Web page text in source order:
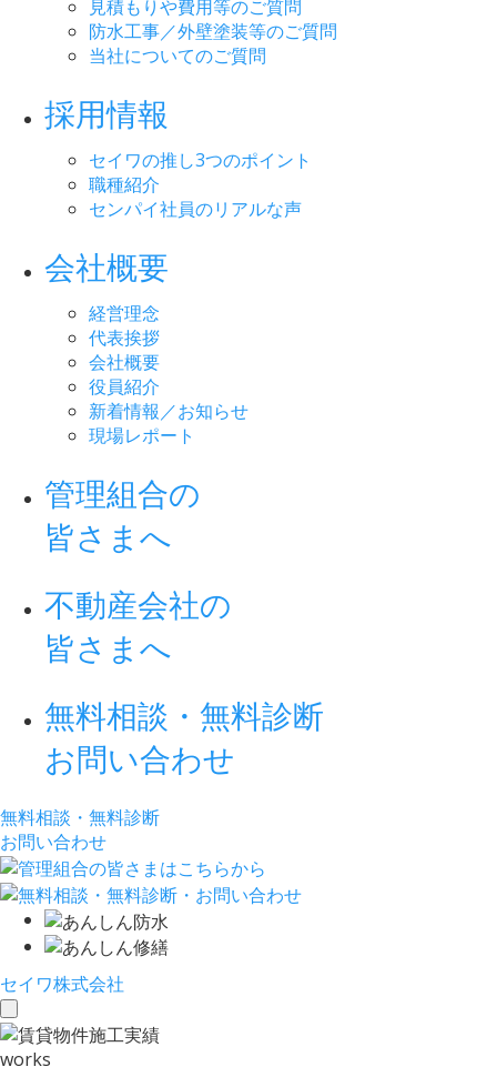
見積もりや費用等のご質問
防水工事／外壁塗装等のご質問
当社についてのご質問
採用情報
セイワの推し3つのポイント
職種紹介
センパイ社員のリアルな声
会社概要
経営理念
代表挨拶
会社概要
役員紹介
新着情報／お知らせ
現場レポート
管理組合の
皆さまへ
不動産会社の
皆さまへ
無料相談・無料診断
お問い合わせ
無料相談・無料診断
お問い合わせ
セイワ株式会社
toggle
navigation
works